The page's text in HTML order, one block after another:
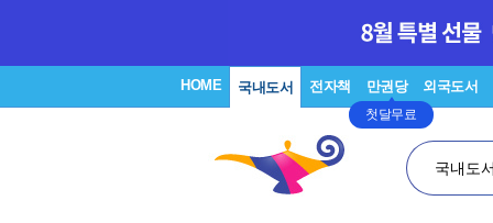
HOME 국내도서 전자책 만권당
첫달무료
외국도서
국내도